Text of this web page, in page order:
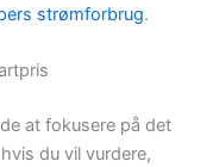
strømforbrug.
at fokusere på det
du vil vurdere,